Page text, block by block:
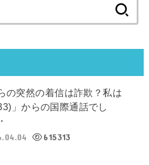
索:
の突然の着信は詐欺？私は
」からの国際通話でし
615313